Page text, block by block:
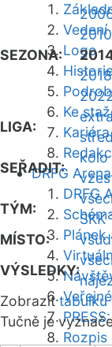
Logo
Ke
Kariéra
DRFG Arena
DRFG
Plánek
SEZONA:
LIGA:
střed
SEŘADIT:
kolo
TÝM:
SKK
MÍSTO:
VÝSLEDKY:
Zobrazittabulku
Tučně je